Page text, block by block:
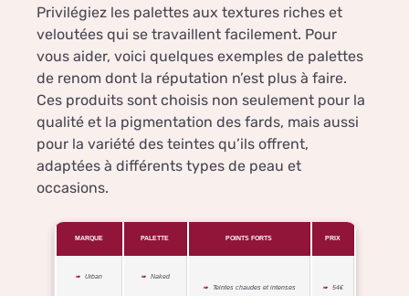
Privilégiez les palettes aux textures riches et
veloutées qui se travaillent facilement. Pour
vous aider, voici quelques exemples de palettes
de renom dont la réputation n’est plus à faire.
Ces produits sont choisis non seulement pour la
qualité et la pigmentation des fards, mais aussi
pour la variété des teintes qu’ils offrent,
adaptées à différents types de peau et
occasions.
MARQUE PALETTE POINTS FORTS PRIX
Urban Naked
Teintes chaudes et intenses 54€